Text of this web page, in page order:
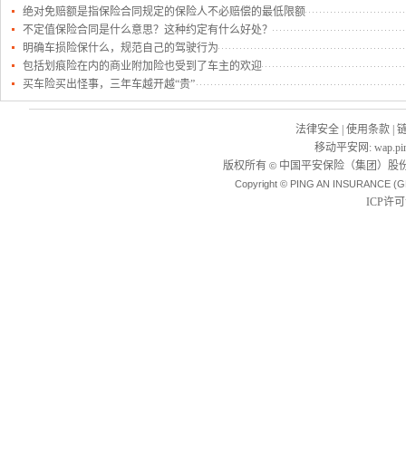
绝对免赔额是指保险合同规定的保险人不必赔偿的最低限额
不定值保险合同是什么意思？这种约定有什么好处？
明确车损险保什么，规范自己的驾驶行为
包括划痕险在内的商业附加险也受到了车主的欢迎
买车险买出怪事，三年车越开越“贵”
法律安全 使用条款
移动平安网 :
版权所有 ©中国平安保险（集团）股
Copyright © PING AN INSURANCE
ICP许